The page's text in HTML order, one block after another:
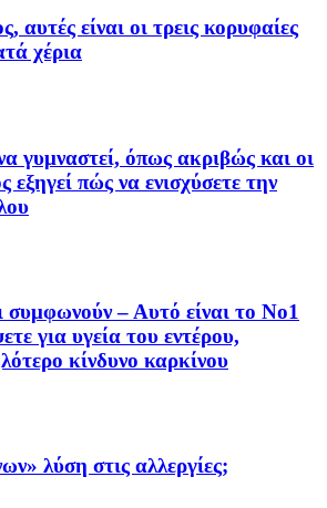
αυτές είναι οι τρεις κορυφαίες
χέρια
γυμναστεί, όπως ακριβώς και οι
εξηγεί πώς να ενισχύσετε την
συμφωνούν – Αυτό είναι το Νο1
για υγεία του εντέρου,
κίνδυνο καρκίνου
λύση στις αλλεργίες;